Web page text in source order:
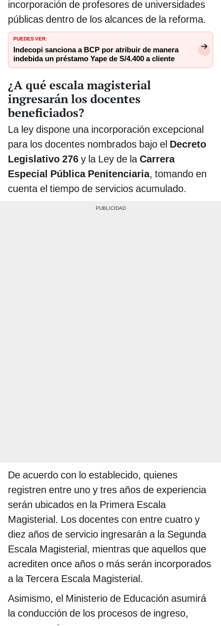
incorporación de profesores de universidades
públicas dentro de los alcances de la reforma.
PUEDES VER:
Indecopi sanciona a BCP por atribuir de manera
indebida un préstamo Yape de S/4.400 a cliente
¿A qué escala magisterial
ingresarán los docentes
beneficiados?
La ley dispone una incorporación excepcional
para los docentes nombrados bajo el Decreto
Legislativo 276 y la Ley de laCarrera
Especial Pública Penitenciaria, tomando en
cuenta el tiempo de servicios acumulado.
De acuerdo con lo establecido, quienes
registren entre uno y tres años de experiencia
serán ubicados en la Primera Escala
Magisterial. Los docentes con entre cuatro y
diez años de servicio ingresarán a la Segunda
Escala Magisterial, mientras que aquellos que
acrediten once años o más serán incorporados
a la Tercera Escala Magisterial.
Asimismo, el Ministerio de Educación asumirá
la conducción de los procesos de ingreso,